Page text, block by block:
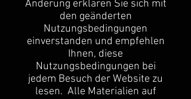
Änderung erklären Sie sich mit
den geänderten
Nutzungsbedingungen
einverstanden und empfehlen
Ihnen, diese
Nutzungsbedingungen bei
jedem Besuch der Website zu
lesen. Alle Materialien auf